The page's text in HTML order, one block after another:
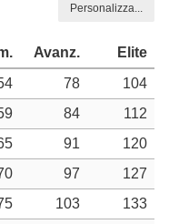
Personalizza...
Avanz.
Elite
78
104
84
112
91
120
97
127
103
133